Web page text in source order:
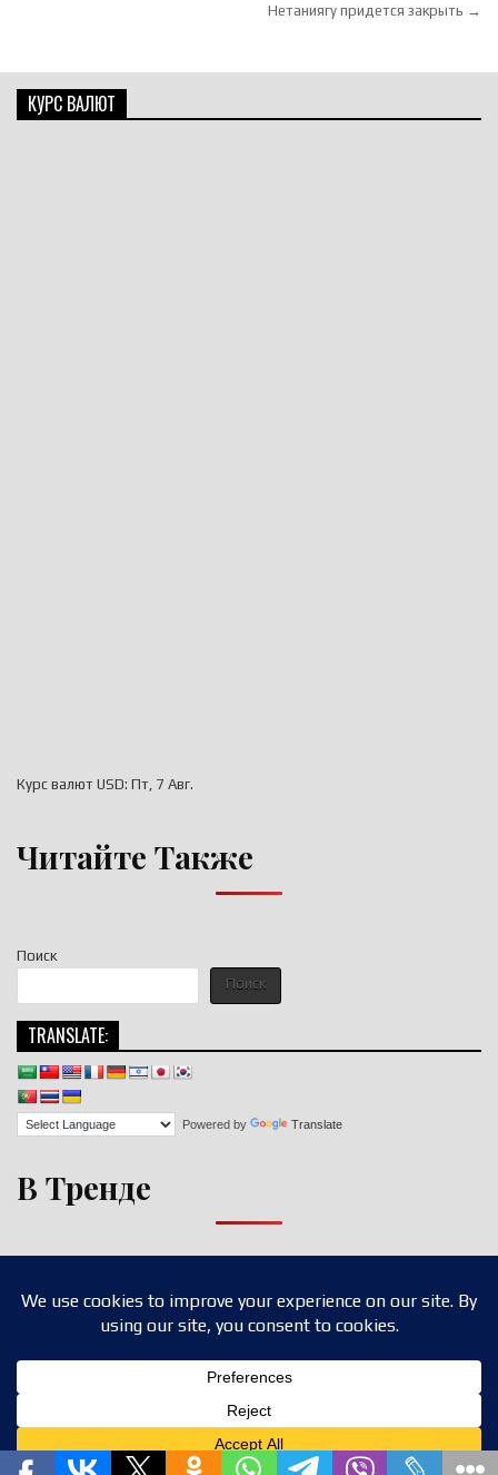
Нетаниягу придется закрыть →
Поиск
Поиск
TRANSLATE:
Powered by Translate
В Тренде
КУРС ВАЛЮТ
Курс валют USD: Пт, 7 Авг.
Читайте Также
Design by ThemesDNA.com
Privacy & Cookies Policy
Translate »